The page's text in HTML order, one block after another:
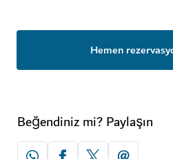
Hemen
Beğendiniz mi? Paylaşın